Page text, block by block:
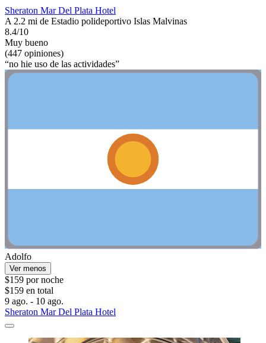
Sheraton Mar Del Plata Hotel
A 2.2 mi de Estadio polideportivo Islas Malvinas
8.4/10
Muy bueno
(447 opiniones)
“no hie uso de las actividades”
Adolfo
Ver menos
$159 por noche
$159 en total
9 ago. - 10 ago.
Sheraton Mar Del Plata Hotel